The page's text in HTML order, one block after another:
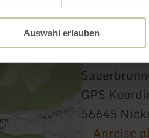
Auswahl erlauben
GPS
56645
Anreise